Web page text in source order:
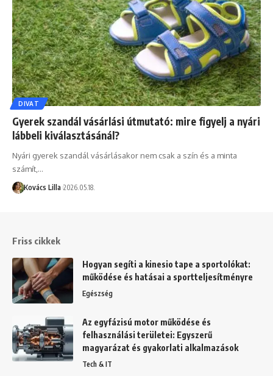
DIVAT
Gyerek szandál vásárlási útmutató: mire figyelj a nyári
lábbeli kiválasztásánál?
Nyári gyerek szandál vásárlásakor nem csak a szín és a minta
számít,…
Kovács Lilla 2026.05.18.
Friss cikkek
Hogyan segíti a kinesio tape a sportolókat:
működése és hatásai a sportteljesítményre
Egészség
Az egyfázisú motor működése és
felhasználási területei: Egyszerű
magyarázat és gyakorlati alkalmazások
Tech & IT